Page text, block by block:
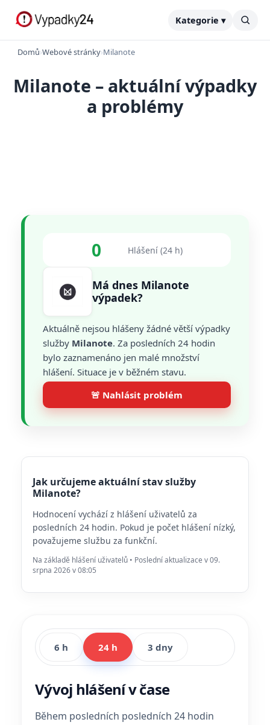
Kategorie ▾
Domů›Webové stránky›Milanote
Milanote – aktuální výpadky
a problémy
0 Hlášení (24 h)
Má dnes Milanote
výpadek?
Aktuálně nejsou hlášeny žádné větší výpadky
služby Milanote. Za posledních 24 hodin
bylo zaznamenáno jen malé množství
hlášení. Situace je v běžném stavu.
🚨 Nahlásit problém
Jak určujeme aktuální stav služby
Milanote?
Hodnocení vychází z hlášení uživatelů za
posledních 24 hodin. Pokud je počet hlášení nízký,
považujeme službu za funkční.
Na základě hlášení uživatelů • Poslední aktualizace v 09.
srpna 2026 v 08:05
6 h 24 h 3 dny
Vývoj hlášení v čase
Během posledních posledních 24 hodin